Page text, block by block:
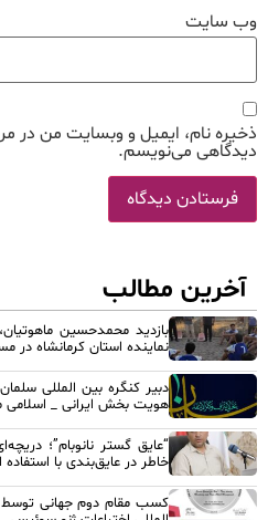
وب‌ سایت
ذخیره نام، ایمیل و وبسایت من در
دیدگاهی می‌نویسم.
آخرین مطالب
بازدید محمدحسین
نماینده استان کرمانشاه در
دبیر کنگره بین المللی
هویت بخش ایرانی _
“عایق گستر نانوبام”؛
خاطر در عایق‌بندی با
کسب مقام دوم جهانی توسط